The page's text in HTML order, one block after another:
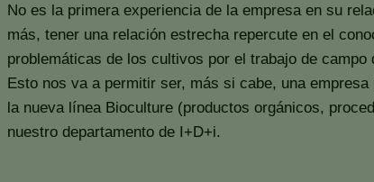
No es la primera experiencia de la empresa en su
más, tener una relación estrecha repercute en el
problemáticas de los cultivos por el trabajo de
Esto nos va a permitir ser, más si cabe, una
la nueva línea Bioculture (productos orgánicos,
nuestro departamento de I+D+i.